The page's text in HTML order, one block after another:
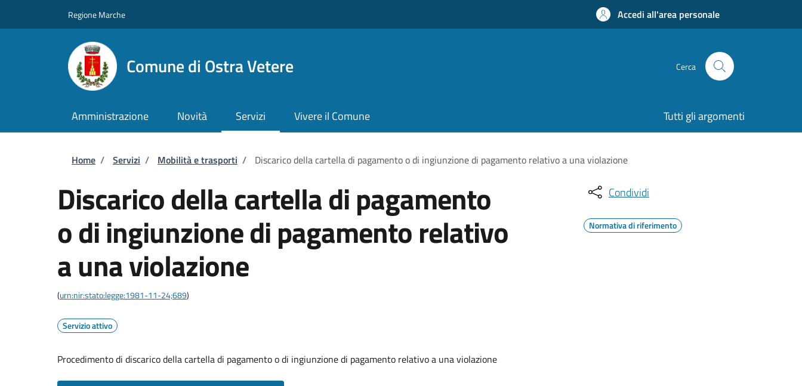
Regione Marche Accedi all'area personale
Comune di Ostra Vetere Cerca
Amministrazione Novità Servizi Vivere il Comune Tutti gli argomenti
Briciole di pane
Home / Servizi / Mobilità e trasporti / Discarico della cartella di pagamento o di ingiunzione di pagamento relativo a una violazione
Discarico della cartella di pagamento
o di ingiunzione di pagamento relativo
a una violazione
(urn:nir:stato:legge:1981-11-24;689)
Servizio attivo
Procedimento di discarico della cartella di pagamento o di ingiunzione di pagamento relativo a una violazione
Condividi
Normativa di riferimento